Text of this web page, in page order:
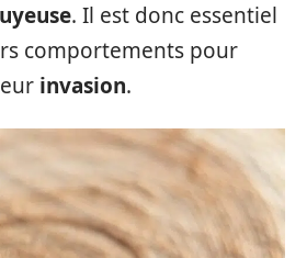
. Il est donc essentiel
comportements pour
invasion.